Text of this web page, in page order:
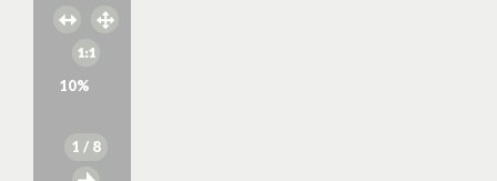
10%
1 / 8